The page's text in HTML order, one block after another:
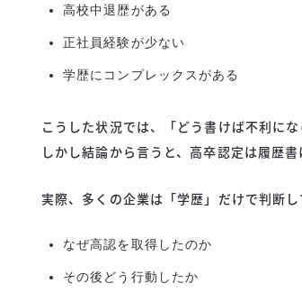
高校中退歴がある
正社員経験が少ない
学歴にコンプレックスがある
こうした状況では、「どう書けば不利に
しかし結論から言うと、高卒認定は履歴
実際、多くの企業は「学歴」だけで判断し
なぜ高認を取得したのか
その後どう行動したか